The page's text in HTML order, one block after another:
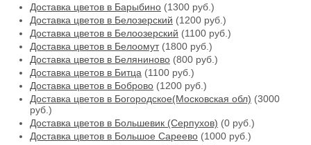
Доставка цветов в Барыбино (1300 руб.)
Доставка цветов в Белозерский (1200 руб.)
Доставка цветов в Белоозерский (1100 руб.)
Доставка цветов в Белоомут(1800 руб.)
Доставка цветов в Беляниново (800 руб.)
Доставка цветов в Битца (1100 руб.)
Доставка цветов в Боброво (1200 руб.)
Доставка цветов в Богородское(Московская обл) (3000
руб.)
Доставка цветов в Большевик (Серпухов) (0 руб.)
Доставка цветов в Большое Сареево (1000 руб.)